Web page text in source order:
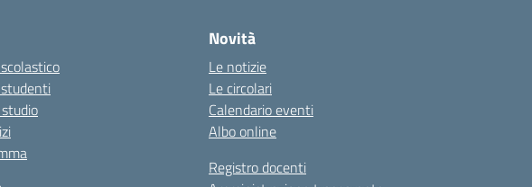
Novità
Le notizie
Le circolari
Calendario eventi
Albo online
Registro docenti